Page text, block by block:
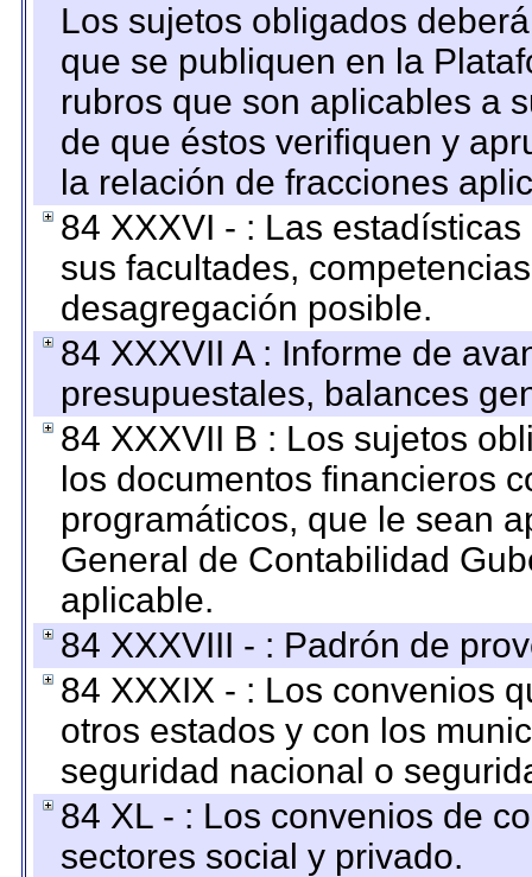
Los sujetos obligados
que se publiquen en la
rubros que son aplicables a
de que éstos verifiquen y
la relación de fracciones
84 XXXVI - : Las
sus facultades,
desagregación posible.
84 XXXVII A : Informe de
presupuestales, balances
84 XXXVII B : Los sujetos
los documentos financieros
programáticos, que le sean
General de Contabilidad
aplicable.
84 XXXVIII - : Padrón de
84 XXXIX - : Los convenios
otros estados y con los
seguridad nacional o
84 XL - : Los convenios de
sectores social y privado.